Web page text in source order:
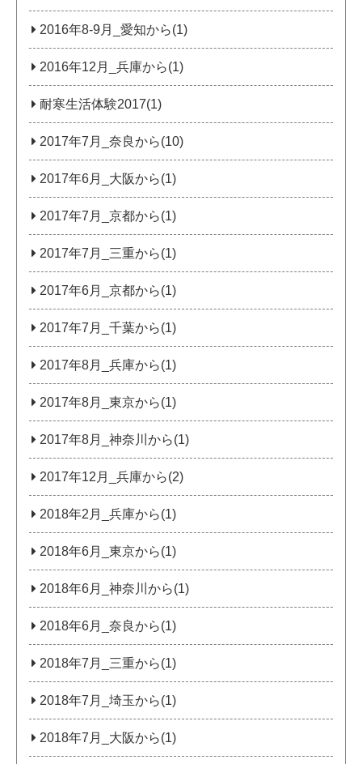
2016年8-9月_愛知から(1)
2016年12月_兵庫から(1)
耐寒生活体験2017(1)
2017年7月_奈良から(10)
2017年6月_大阪から(1)
2017年7月_京都から(1)
2017年7月_三重から(1)
2017年6月_京都から(1)
2017年7月_千葉から(1)
2017年8月_兵庫から(1)
2017年8月_東京から(1)
2017年8月_神奈川から(1)
2017年12月_兵庫から(2)
2018年2月_兵庫から(1)
2018年6月_東京から(1)
2018年6月_神奈川から(1)
2018年6月_奈良から(1)
2018年7月_三重から(1)
2018年7月_埼玉から(1)
2018年7月_大阪から(1)